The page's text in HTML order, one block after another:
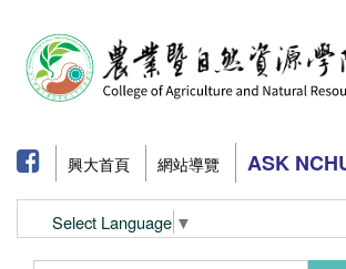
興大首頁 網站導覽 ASK
Select Language ▼